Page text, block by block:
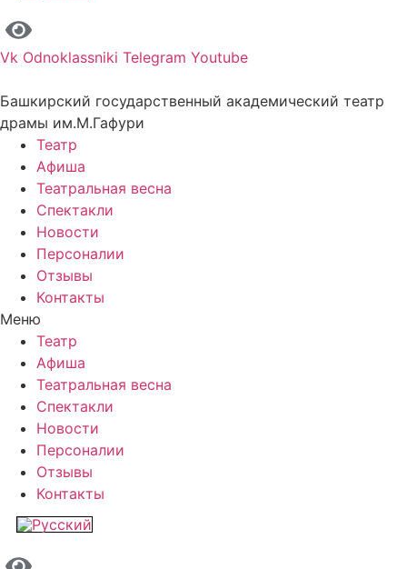
Vk Odnoklassniki Telegram Youtube
Башкирский государственный академический театр
драмы им.М.Гафури
Театр
Афиша
Театральная весна
Спектакли
Новости
Персоналии
Отзывы
Контакты
Меню
Театр
Афиша
Театральная весна
Спектакли
Новости
Персоналии
Отзывы
Контакты